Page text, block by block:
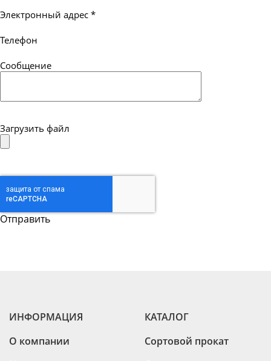
Электронный адрес *
Телефон
Сообщение
Загрузить файл
ИНФОРМАЦИЯ
О компании
КАТАЛОГ
Сортовой прокат